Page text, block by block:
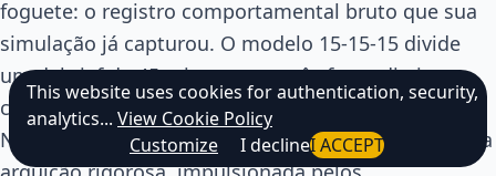
foguete: o registro comportamental bruto que sua
simulação já capturou. O modelo 15-15-15 divide
um debrief de 45 minutos em três fases distintas,
cada uma com um propósito pedagógico preciso.
Não é uma discussão. Não é uma celebração. É uma
This website uses cookies for authentication, security,
analytics... View Cookie Policy
Customize
I declineI ACCEPT